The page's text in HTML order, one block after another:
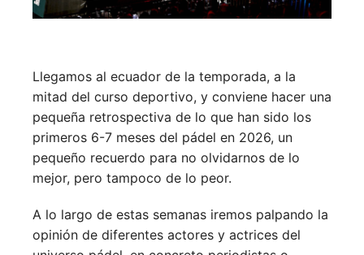
Llegamos al ecuador de la temporada, a la
mitad del curso deportivo, y conviene hacer una
pequeña retrospectiva de lo que han sido los
primeros 6-7 meses del pádel en 2026, un
pequeño recuerdo para no olvidarnos de lo
mejor, pero tampoco de lo peor.
A lo largo de estas semanas iremos palpando la
opinión de diferentes actores y actrices del